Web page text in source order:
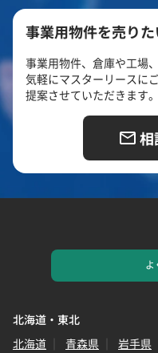
事業用物件を売り
事業用物件、倉庫や工場
気軽にマスターリースに
提案させていただきます。
相
よ
北海道・東北
北海道
青森県 岩手県